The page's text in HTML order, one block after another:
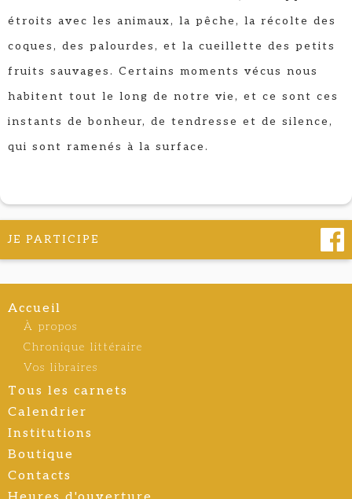
étroits avec les animaux, la pêche, la récolte des
coques, des palourdes, et la cueillette des petits
fruits sauvages. Certains moments vécus nous
habitent tout le long de notre vie, et ce sont ces
instants de bonheur, de tendresse et de silence,
qui sont ramenés à la surface.
JE PARTICIPE
Accueil
À propos
Chronique littéraire
Vos libraires
Tous les carnets
Calendrier
Institutions
Boutique
Contacts